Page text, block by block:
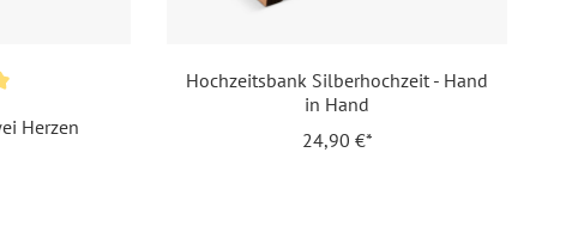
Herzen
Hochzeitsbank Silberhochzeit - Hand
in Hand
24,90 €*